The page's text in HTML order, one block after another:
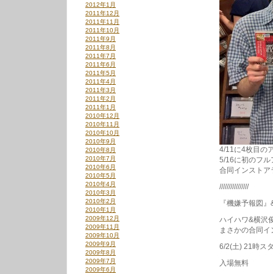
4/11に4枚目の
5/16に初のフル
合同インストア
////////////////
『機嫌予報図
ハイハワ&横沢
まさかの合同
6/2(土) 21時ス
入場無料
2012年1月
2011年12月
2011年11月
2011年10月
2011年9月
2011年8月
2011年7月
2011年6月
2011年5月
2011年4月
2011年3月
2011年2月
2011年1月
2010年12月
2010年11月
2010年10月
2010年9月
2010年8月
2010年7月
2010年6月
2010年5月
2010年4月
2010年3月
2010年2月
2010年1月
2009年12月
2009年11月
2009年10月
2009年9月
2009年8月
2009年7月
2009年6月